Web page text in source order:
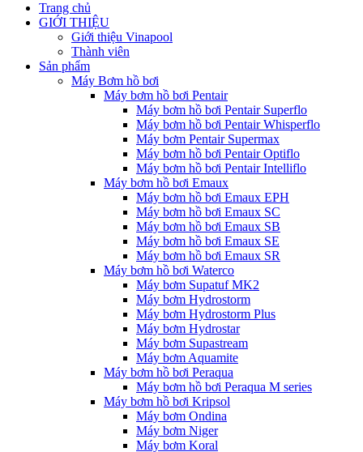
Trang chủ
GIỚI THIỆU
Giới thiệu Vinapool
Thành viên
Sản phẩm
Máy Bơm hồ bơi
Máy bơm hồ bơi Pentair
Máy bơm hồ bơi Pentair Superflo
Máy bơm hồ bơi Pentair Whisperflo
Máy bơm Pentair Supermax
Máy bơm hồ bơi Pentair Optiflo
Máy bơm hồ bơi Pentair Intelliflo
Máy bơm hồ bơi Emaux
Máy bơm hồ bơi Emaux EPH
Máy bơm hồ bơi Emaux SC
Máy bơm hồ bơi Emaux SB
Máy bơm hồ bơi Emaux SE
Máy bơm hồ bơi Emaux SR
Máy bơm hồ bơi Waterco
Máy bơm Supatuf MK2
Máy bơm Hydrostorm
Máy bơm Hydrostorm Plus
Máy bơm Hydrostar
Máy bơm Supastream
Máy bơm Aquamite
Máy bơm hồ bơi Peraqua
Máy bơm hồ bơi Peraqua M series
Máy bơm hồ bơi Kripsol
Máy bơm Ondina
Máy bơm Niger
Máy bơm Koral